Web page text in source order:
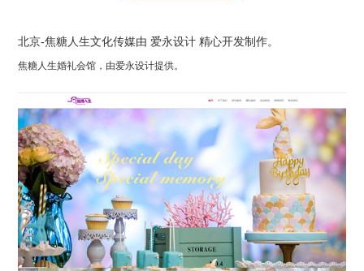
北京-焦糖人生文化传媒由 爱永设计 精心开发制作。
焦糖人生婚礼会馆，由爱永设计提供。